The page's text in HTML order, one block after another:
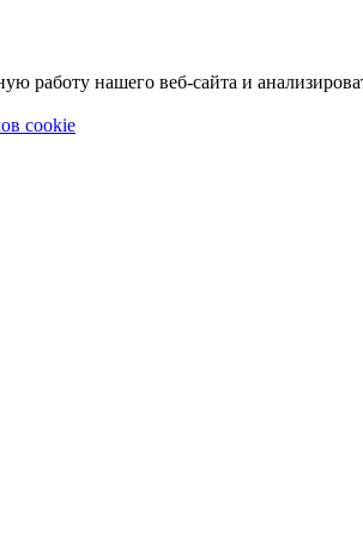
работу нашего веб-сайта и
cookie